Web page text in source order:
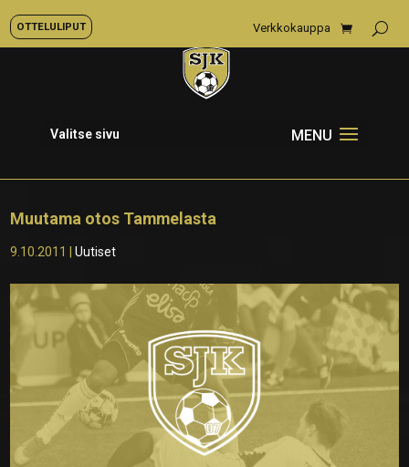
OTTELULIPUT Verkkokauppa
Valitse sivu
Muutama otos Tammelasta
9.10.2011 |Uutiset